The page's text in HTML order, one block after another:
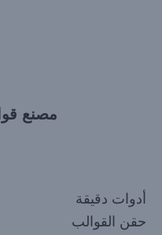
مصنع
أدوات دقيقة
حقن القوالب